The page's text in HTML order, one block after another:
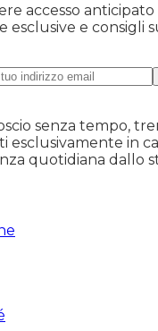
accesso
esclusive e consigli
senza tempo,
esclusivamente in
quotidiana dallo